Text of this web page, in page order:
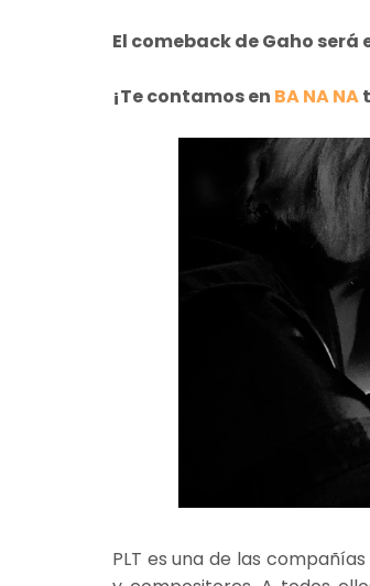
El comeback de Gaho será
¡Te contamos en BA NA NA
PLT es una de las